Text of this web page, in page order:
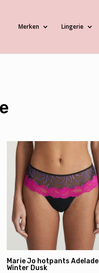
Merken Lingerie
Marie Jo hotpants Adelade
Winter Dusk